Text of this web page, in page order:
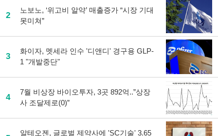
2
노보노, ‘위고비 알약’ 매출증가 “시장 기대
못미쳐”
3
화이자, 멧세라 인수 '디앤디' 경구용 GLP-
1 "개발중단"
4
7월 비상장 바이오투자, 3곳 892억..”상장
사 조달제로(0)”
알테오젠, 글로벌 제약사에 'SC기술' 3.65